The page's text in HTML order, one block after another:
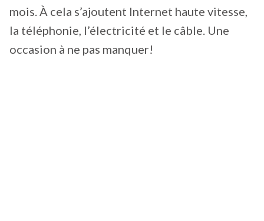
mois. À cela s’ajoutent Internet haute vitesse,
la téléphonie, l’électricité et le câble. Une
occasion à ne pas manquer!